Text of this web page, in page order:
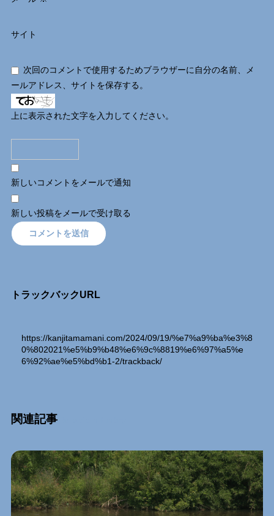
サイト
次回のコメントで使用するためブラウザーに自分の名前、メ
ールアドレス、サイトを保存する。
上に表示された文字を入力してください。
新しいコメントをメールで通知
新しい投稿をメールで受け取る
トラックバックURL
https://kanjitamamani.com/2024/09/19/%e7%a9%ba%e3%8
0%802021%e5%b9%b48%e6%9c%8819%e6%97%a5%e
6%92%ae%e5%bd%b1-2/trackback/
関連記事Relation Entry